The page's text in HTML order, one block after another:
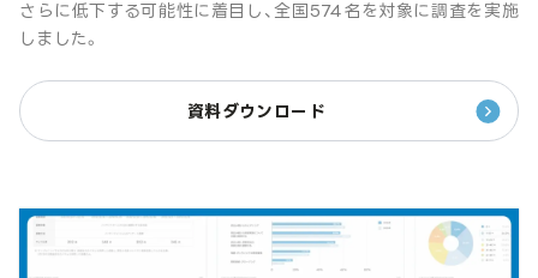
さらに低下する可能性に着目し、全国574名を対象に調査を実施
しました。
資料ダウンロード